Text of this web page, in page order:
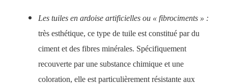
Les tuiles en ardoise artificielles ou « fibrociments » :
très esthétique, ce type de tuile est constitué par du
ciment et des fibres minérales. Spécifiquement
recouverte par une substance chimique et une
coloration, elle est particulièrement résistante aux